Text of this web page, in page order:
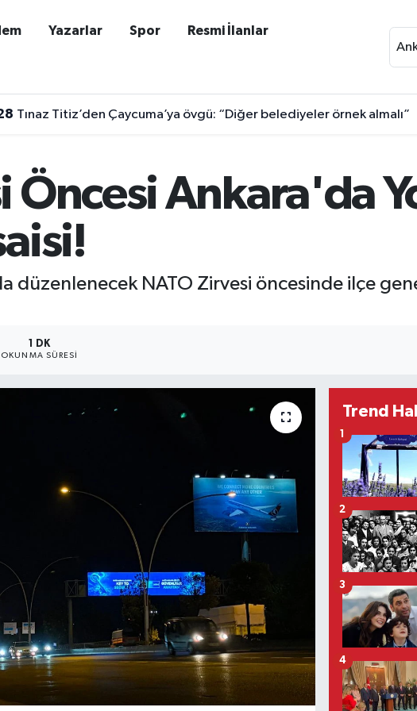
Yazarlar Spor Resmi İlanlar
Tınaz Titiz’den Çaycuma’ya övgü: “Diğer belediyeler örnek almalı”
Öncesi Ankara'da
düzenlenecek NATO Zirvesi öncesinde ilçe
1 DK
OKUNMA SÜRESI
Trend
1
2
3
4